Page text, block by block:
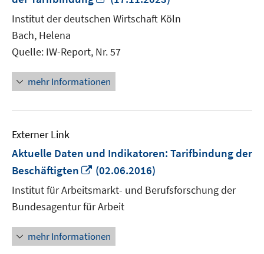
neuem
Fenster
Institut der deutschen Wirtschaft Köln
Bach, Helena
Quelle: IW-Report, Nr. 57
mehr Informationen
Externer Link
Aktuelle Daten und Indikatoren: Tarifbindung der
Beschäftigten
In
neuem
Fenster
öffnen
(02.06.2016)
Institut für Arbeitsmarkt- und Berufsforschung der
Bundesagentur für Arbeit
mehr Informationen